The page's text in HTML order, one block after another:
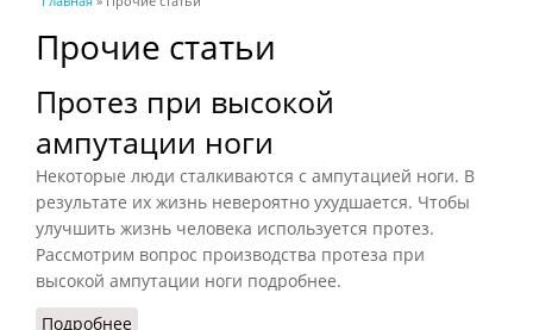
Прочие статьи
Протез при высокой
ампутации ноги
Некоторые люди сталкиваются с ампутацией ноги. В
результате их жизнь невероятно ухудшается. Чтобы
улучшить жизнь человека используется протез.
Рассмотрим вопрос производства протеза при
высокой ампутации ноги подробнее.
Подробнее